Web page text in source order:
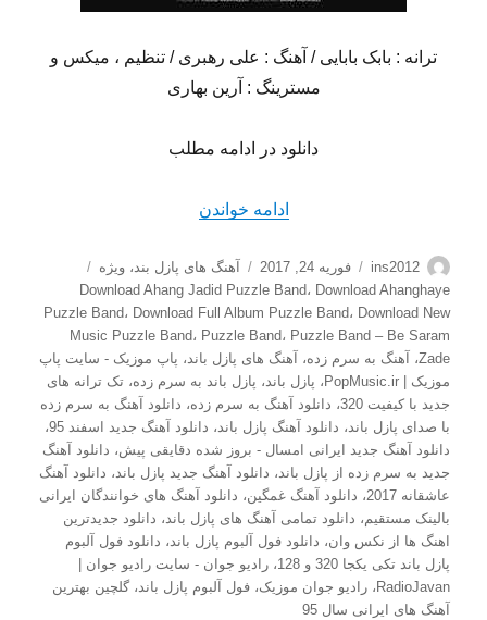
ترانه : بابک بابایی / آهنگ : علی رهبری / تنظیم ، میکس و
مسترینگ : آرین بهاری
دانلود در ادامه مطلب
ادامه خواندن
نویسنده
ins2012
ارسال
شده
در
فوریه 24, 2017 دسته‌ها
آهنگ های پازل بند،ویژه
Download Ahang Jadid Puzzle Band، Download Ahanghaye
Puzzle Band، Download Full Album Puzzle Band، Download New
Music Puzzle Band، Puzzle Band، Puzzle Band – Be Saram
Zade، آهنگ به سرم زده، آهنگ های پازل باند، پاپ موزیک - سایت پاپ
موزیک | PopMusic.ir
، پازل باند، پازل باند به سرم زده،تک ترانه های
جدید با کیفیت 320
، دانلود آهنگ به سرم زده، دانلود آهنگ به سرم زده
با صدای پازل باند، دانلود آهنگ پازل باند، دانلود آهنگ جدید اسفند 95
،
دانلود آهنگ جدید ایرانی امسال - بروز شده دقایقی پیش، دانلود آهنگ
جدید به سرم زده از پازل باند، دانلود آهنگ جدید پازل باند، دانلود آهنگ
عاشقانه 2017
، دانلود آهنگ غمگین، دانلود آهنگ های خوانندگان ایرانی
بالینک مستقیم، دانلود تمامی آهنگ های پازل باند، دانلود جدیدترین
اهنگ ها از نکس وان، دانلود فول آلبوم پازل باند، دانلود فول آلبوم
پازل باند تکی یکجا 320 و 128
،رادیو جوان - سایت رادیو جوان |
RadioJavan ،رادیو جوان موزیک،فول آلبوم پازل باند،گلچین بهترین
آهنگ های ایرانی سال 95